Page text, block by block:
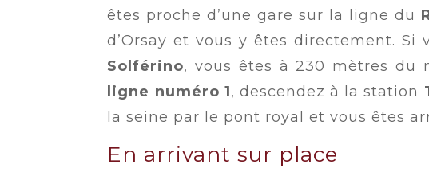
êtes proche d’une gare sur la ligne du
d’Orsay et vous y êtes directement.
Solférino, vous êtes à 230 mètres du
ligne numéro 1, descendez à la station
la seine par le pont royal et vous êtes
En arrivant sur place